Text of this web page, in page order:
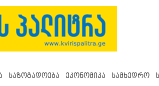
საზოგადოება ეკონომიკა სამხედრო